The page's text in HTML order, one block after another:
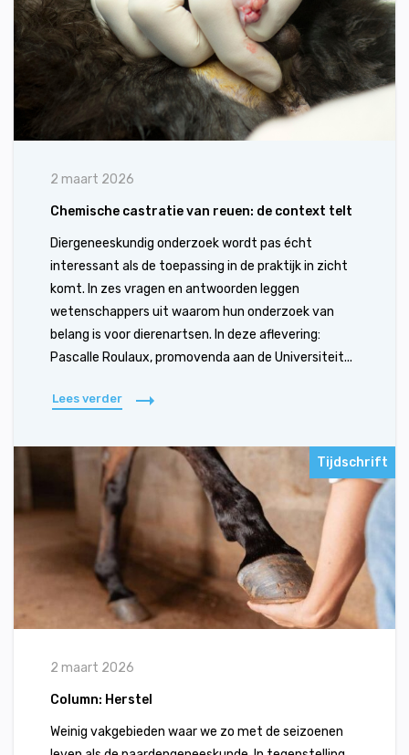
2 maart 2026
Chemische castratie van reuen: de context telt
Diergeneeskundig onderzoek wordt pas écht
interessant als de toepassing in de praktijk in zicht
komt. In zes vragen en antwoorden leggen
wetenschappers uit waarom hun onderzoek van
belang is voor dierenartsen. In deze aflevering:
Pascalle Roulaux, promovenda aan de Universiteit...
Lees verder
Tijdschrift
2 maart 2026
Column: Herstel
Weinig vakgebieden waar we zo met de seizoenen